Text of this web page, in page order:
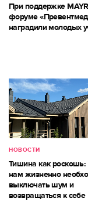
При поддержке
форуме
наградили молодых
НОВОСТИ
Тишина как роскошь:
нам жизненно
выключать шум и
возвращаться к себе